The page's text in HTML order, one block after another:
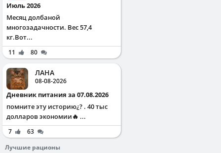
Июль 2026
Месяц долбаной
многозадачности. Вес 57,4
кг.Вот...
11 80
ЛАНА
08-08-2026
Дневник питания за 07.08.2026
помните эту историю¿? . 40 тыс
долларов экономии🔥 ...
7
63
Лучшие рационы